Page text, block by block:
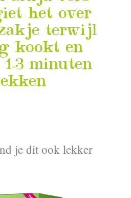
het over
terwijl
kookt en
3 minuten
je dit ook lekker